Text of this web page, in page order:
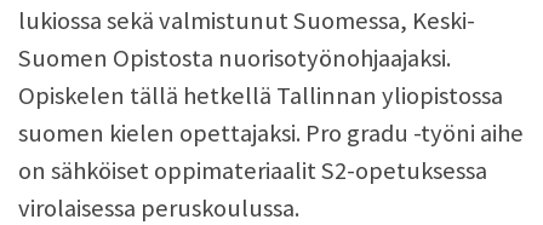
lukiossa sekä valmistunut Suomessa, Keski-
Suomen Opistosta nuorisotyönohjaajaksi.
Opiskelen tällä hetkellä Tallinnan yliopistossa
suomen kielen opettajaksi. Pro gradu -työni aihe
on sähköiset oppimateriaalit S2-opetuksessa
virolaisessa peruskoulussa.